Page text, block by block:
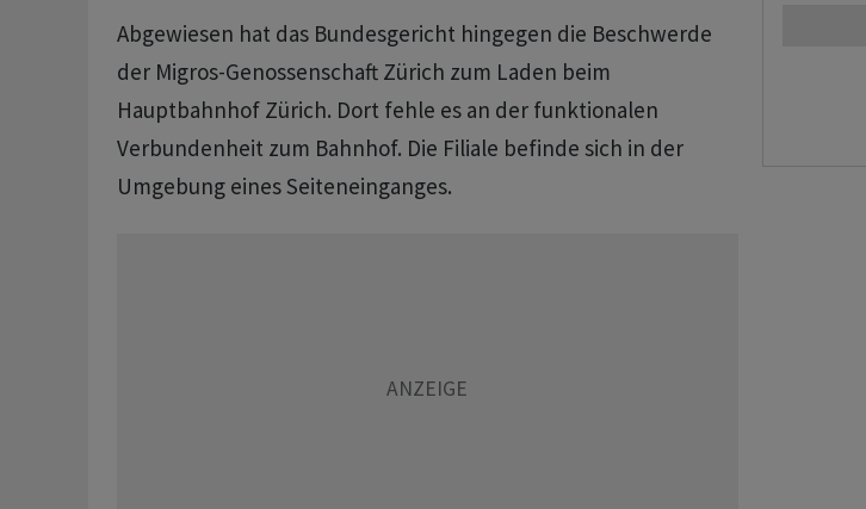
Abgewiesen hat das Bundesgericht hingegen die Beschwerde
der Migros-Genossenschaft Zürich zum Laden beim
Hauptbahnhof Zürich. Dort fehle es an der funktionalen
Verbundenheit zum Bahnhof. Die Filiale befinde sich in der
Umgebung eines Seiteneinganges.